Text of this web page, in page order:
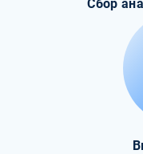
Сбор